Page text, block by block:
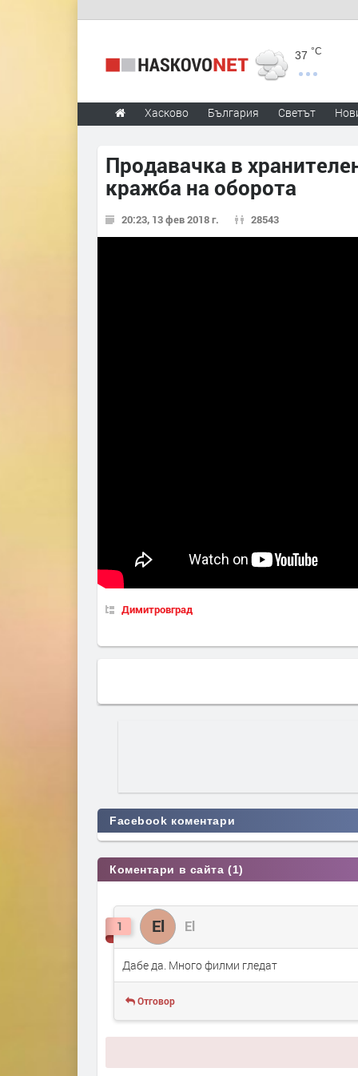
37 °C
Хасково България Светът
Продавачка в
кражба на оборота
20:23, 13 фев 2018 г. 28543
Димитровград
Facebook коментари
Коментари в сайта (1)
1 El El
Дабе да. Много филми гледат
Отговор